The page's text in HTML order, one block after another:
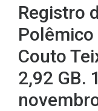
Registro
Couto
2,92 GB.